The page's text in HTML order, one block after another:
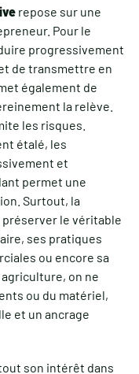
repose sur une
Pour le
progressivement
de transmettre en
également de
la relève.
les risques.
étalé, les
et
permet une
Surtout, la
le véritable
ses pratiques
ou encore sa
on ne
ou du matériel,
et un ancrage
son intérêt dans